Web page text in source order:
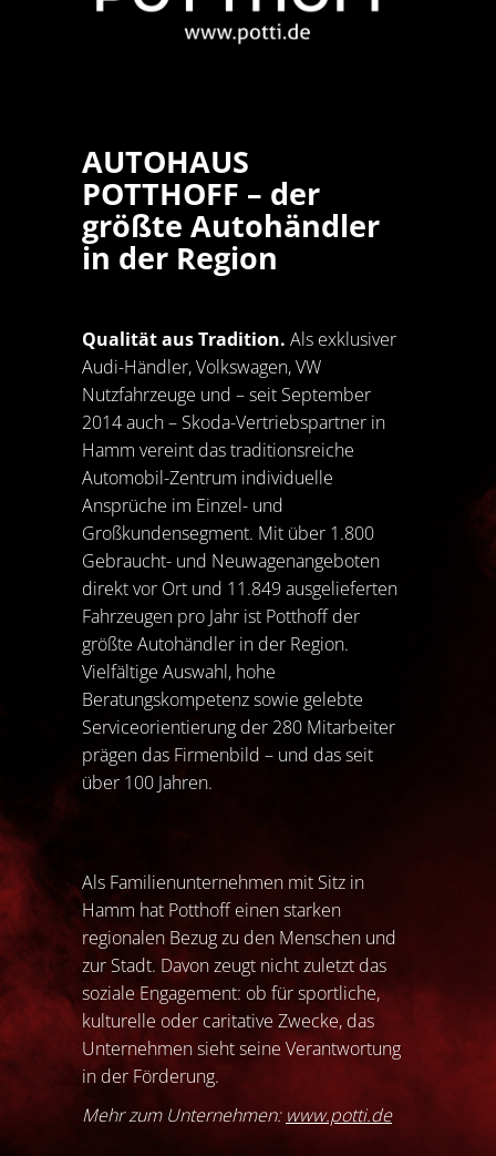
AUTOHAUS
POTTHOFF – der
größte Autohändler
in der Region
Qualität aus Tradition. Als exklusiver
Audi-Händler, Volkswagen, VW
Nutzfahrzeuge und – seit September
2014 auch – Skoda-Vertriebspartner in
Hamm vereint das traditionsreiche
Automobil-Zentrum individuelle
Ansprüche im Einzel- und
Großkundensegment. Mit über 1.800
Gebraucht- und Neuwagenangeboten
direkt vor Ort und 11.849 ausgelieferten
Fahrzeugen pro Jahr ist Potthoff der
größte Autohändler in der Region.
Vielfältige Auswahl, hohe
Beratungskompetenz sowie gelebte
Serviceorientierung der 280 Mitarbeiter
prägen das Firmenbild – und das seit
über 100 Jahren.
Als Familienunternehmen mit Sitz in
Hamm hat Potthoff einen starken
regionalen Bezug zu den Menschen und
zur Stadt. Davon zeugt nicht zuletzt das
soziale Engagement: ob für sportliche,
kulturelle oder caritative Zwecke, das
Unternehmen sieht seine Verantwortung
in der Förderung.
Mehr zum Unternehmen: www.potti.de